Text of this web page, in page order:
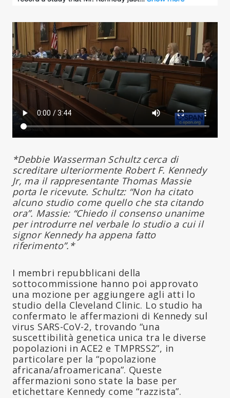
*Debbie Wasserman Schultz cerca di
screditare ulteriormente Robert F. Kennedy
Jr, ma il rappresentante Thomas Massie
porta le ricevute. Schultz: “Non ha citato
alcuno studio come quello che sta citando
ora”. Massie: “Chiedo il consenso unanime
per introdurre nel verbale lo studio a cui il
signor Kennedy ha appena fatto
riferimento”.*
I membri repubblicani della
sottocommissione hanno poi approvato
una mozione per aggiungere agli atti lo
studio della Cleveland Clinic. Lo studio ha
confermato le affermazioni di Kennedy sul
virus SARS-CoV-2, trovando “una
suscettibilità genetica unica tra le diverse
popolazioni in ACE2 e TMPRSS2”, in
particolare per la “popolazione
africana/afroamericana”. Queste
affermazioni sono state la base per
etichettare Kennedy come “razzista”.